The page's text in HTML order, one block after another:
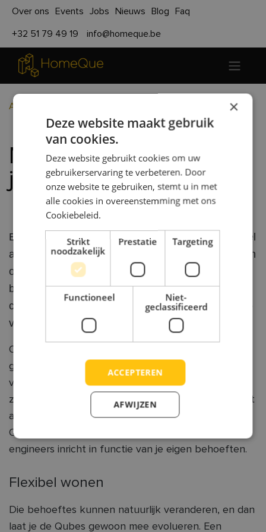
Over ons Events Jobs Nieuws Blog Faq
+32 51 79 49 19 info@homeque.be
Alle blogs Modulair wonen op jouw maat
Modulair wonen op
jouw maat
Een betaalbare, ecologische woning die zich flexibel
aanpast aan jouw manier van leven? Dat hoeft geen
onhaalbare droom te blijven. Met een modulair
bouwsysteem kan je verschillende woonunits
combineren tot één woning, en kan je die in de loop
van je leven aanpassen en uitbreiden.
Of je nu plannen hebt voor een starterswoning, aan
gezinsuitbreiding denkt of extra ruimte nodig hebt
voor je bejaarde moeder: ons modulair concept past
zich flexibel aan jouw wensen, levensfase en budget
aan. Bij HomeQue kies je uit aan aantal units – onze
Qubes – die je samen met de architect en onze
engineers inricht in functie van je eigen behoeften.
Flexibel wonen
Die behoeftes kunnen natuurlijk veranderen, en dan
laat je de Qubes gewoon mee evolueren. Een
×
Deze website maakt gebruik
van cookies.
Deze website gebruikt cookies om uw
gebruikerservaring te verbeteren. Door
onze website te gebruiken, stemt u in met
alle cookies in overeenstemming met ons
Cookiebeleid.
Strikt
noodzakelijk
Prestatie Targeting
Functioneel
Niet-
geclassificeerd
ACCEPTEREN
AFWIJZEN